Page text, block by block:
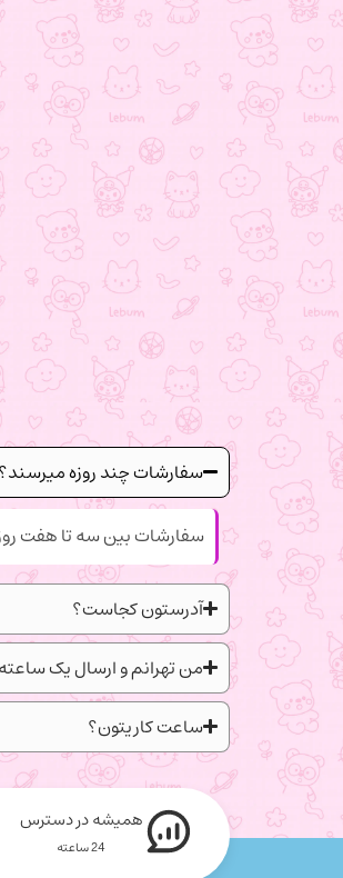
سفارشات چند روزه میرسند؟
سفارشات بین سه تا هفت
آدرستون کجاست؟
من تهرانم و ارسال یک
ساعت کاریتون؟
همیشه در دسترس
24 ساعته